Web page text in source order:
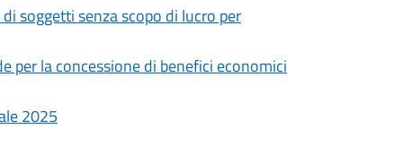
soggetti senza scopo di lucro per
per la concessione di benefici economici
2025